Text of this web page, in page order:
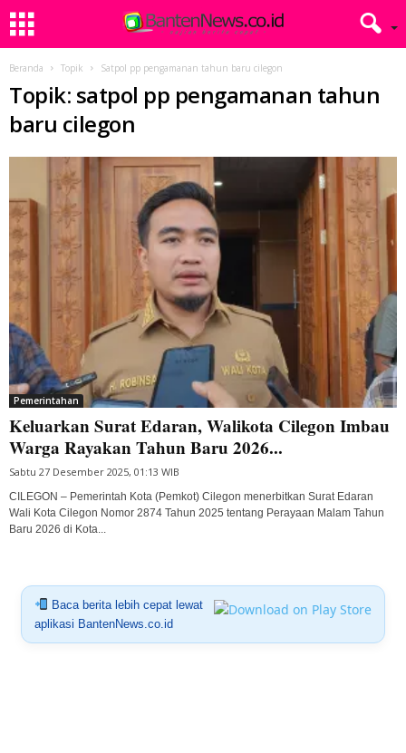
Beranda Topik Satpol pp pengamanan tahun baru cilegon
Topik: satpol pp pengamanan tahun
baru cilegon
Pemerintahan
Keluarkan Surat Edaran, Walikota Cilegon Imbau
Warga Rayakan Tahun Baru 2026...
Sabtu 27 Desember 2025, 01:13 WIB
CILEGON – Pemerintah Kota (Pemkot) Cilegon menerbitkan Surat Edaran
Wali Kota Cilegon Nomor 2874 Tahun 2025 tentang Perayaan Malam Tahun
Baru 2026 di Kota...
Baca berita lebih cepat lewat
aplikasi BantenNews.co.id